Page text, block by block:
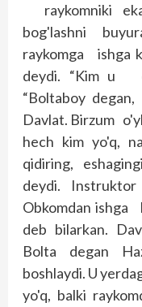
raykomniki
bog'lashni
raykomga ishga
deydi. “Kim u
“Boltaboy
Davlat. Birzum
hech kim yo'q,
qidiring,
deydi. Instruktor
Obkomdan ishga
deb bilarkan.
Bolta degan
boshlaydi. U
yo'q, balki